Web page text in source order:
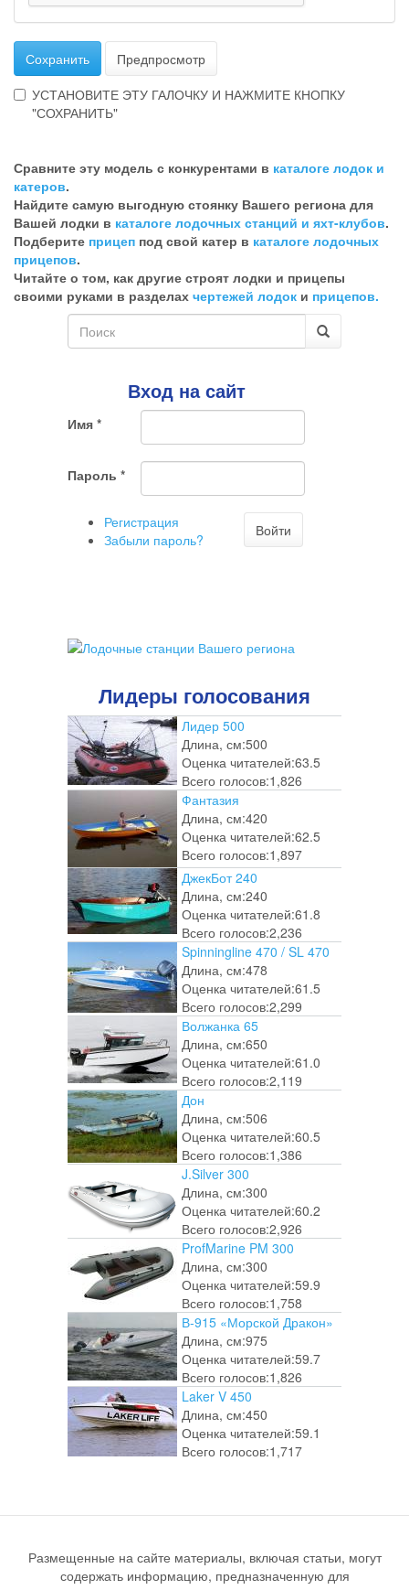
Сохранить
Предпросмотр
УСТАНОВИТЕ ЭТУ ГАЛОЧКУ И НАЖМИТЕ КНОПКУ
"СОХРАНИТЬ"
говорит
о
том,
что
Вы
хотите
ненужный
комментарий
Сравните эту модель с конкурентами в каталоге лодок и
катеров.
Найдите самую выгодную стоянку Вашего региона для
Вашей лодки в каталоге лодочных станций и яхт-клубов.
Подберите прицеп под свой катер в каталоге лодочных
прицепов.
Читайте о том, как другие строят лодки и прицепы
своими руками в разделах чертежей лодок и прицепов.
Форма
поиска
Вход на сайт
Имя *
Пароль *
Регистрация
Забыли пароль?
Войти
Лидеры голосования
Лидер 500
Длина, см:500
Оценка читателей:63.5
Всего голосов:1,826
Фантазия
Длина, см:420
Оценка читателей:62.5
Всего голосов:1,897
ДжекБот 240
Длина, см:240
Оценка читателей:61.8
Всего голосов:2,236
Spinningline 470 / SL 470
Длина, см:478
Оценка читателей:61.5
Всего голосов:2,299
Волжанка 65
Длина, см:650
Оценка читателей:61.0
Всего голосов:2,119
Дон
Длина, см:506
Оценка читателей:60.5
Всего голосов:1,386
J.Silver 300
Длина, см:300
Оценка читателей:60.2
Всего голосов:2,926
ProfMarine PM 300
Длина, см:300
Оценка читателей:59.9
Всего голосов:1,758
В-915 «Морской Дракон»
Длина, см:975
Оценка читателей:59.7
Всего голосов:1,826
Laker V 450
Длина, см:450
Оценка читателей:59.1
Всего голосов:1,717
Размещенные на сайте материалы, включая статьи, могут
содержать информацию, предназначенную для